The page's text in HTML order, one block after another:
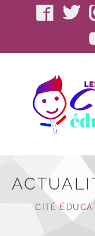
Aller au contenu
Vous êtes ici:
CITÉ